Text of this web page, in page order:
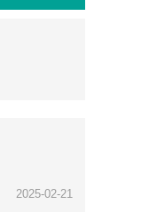
2025-02-21